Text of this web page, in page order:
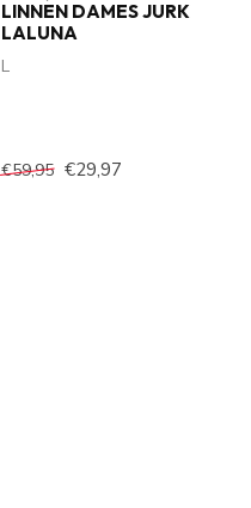
LINNEN DAMES JURK
LALUNA
L
€59,95 €29,97